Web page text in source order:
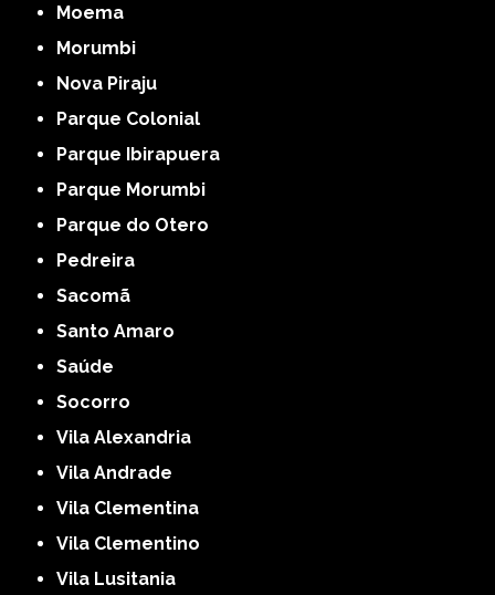
Moema
Morumbi
Nova Piraju
Parque Colonial
Parque Ibirapuera
Parque Morumbi
Parque do Otero
Pedreira
Sacomã
Santo Amaro
Saúde
Socorro
Vila Alexandria
Vila Andrade
Vila Clementina
Vila Clementino
Vila Lusitania